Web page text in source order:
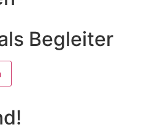
Begleiter